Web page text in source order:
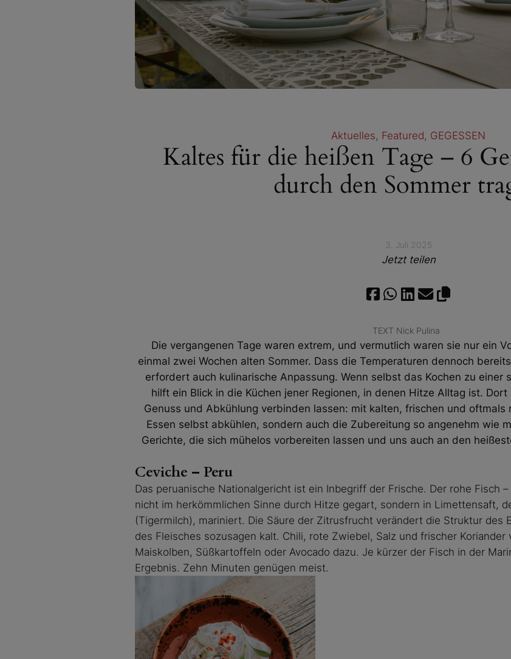
Aktuelles, Featured, GEGESSEN
Kaltes für die heißen Tage – 6
durch den Sommer
3. Juli 2025
Jetzt teilen
TEXT Nick Pulina
Die vergangenen Tage waren extrem, und vermutlich waren sie nur ein
einmal zwei Wochen alten Sommer. Dass die Temperaturen dennoch
erfordert auch kulinarische Anpassung. Wenn selbst das Kochen zu
hilft ein Blick in die Küchen jener Regionen, in denen Hitze Alltag ist.
Genuss und Abkühlung verbinden lassen: mit kalten, frischen und oftmals
Essen selbst abkühlen, sondern auch die Zubereitung so angenehm wie
Gerichte, die sich mühelos vorbereiten lassen und uns auch an den
Ceviche – Peru
Das peruanische Nationalgericht ist ein Inbegriff der Frische. Der rohe Fisch
nicht im herkömmlichen Sinne durch Hitze gegart, sondern in Limettensaft,
(Tigermilch), mariniert. Die Säure der Zitrusfrucht verändert die Struktur des
des Fleisches sozusagen kalt. Chili, rote Zwiebel, Salz und frischer
Maiskolben, Süßkartoffeln oder Avocado dazu. Je kürzer der Fisch in der
Ergebnis. Zehn Minuten genügen meist.